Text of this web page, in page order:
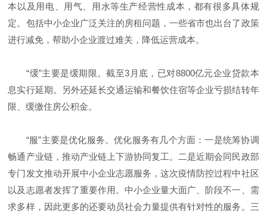
本以及用电、用气、用水等生产经营性成本，都有很多具体规
定。包括中小企业广泛关注的房租问题，一些省市也出台了政策
进行减免，帮助小企业渡过难关，降低运营成本。
“缓”主要是缓期限。截至3月底，已对8800亿元企业贷款本
息实行延期。另外还延长交通运输和餐饮住宿等企业亏损结转年
限、缓缴住房公积金。
“服”主要是优化服务。优化服务有几个方面：一是统筹协调
畅通产业链，推动产业链上下游协同复工。二是近期会同民政部
专门发文推动开展中小企业志愿服务，这次疫情防控过程中社区
以及志愿者发挥了重要作用。中小企业量大面广、阶段不一、需
求多样，因此更多的还要动员社会力量提供有针对性的服务。三